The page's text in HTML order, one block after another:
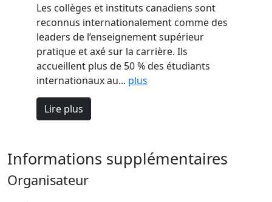
Les collèges et instituts canadiens sont
reconnus internationalement comme des
leaders de l’enseignement supérieur
pratique et axé sur la carrière. Ils
accueillent plus de 50 % des étudiants
internationaux au... plus
Lire plus
Informations supplémentaires
Organisateur